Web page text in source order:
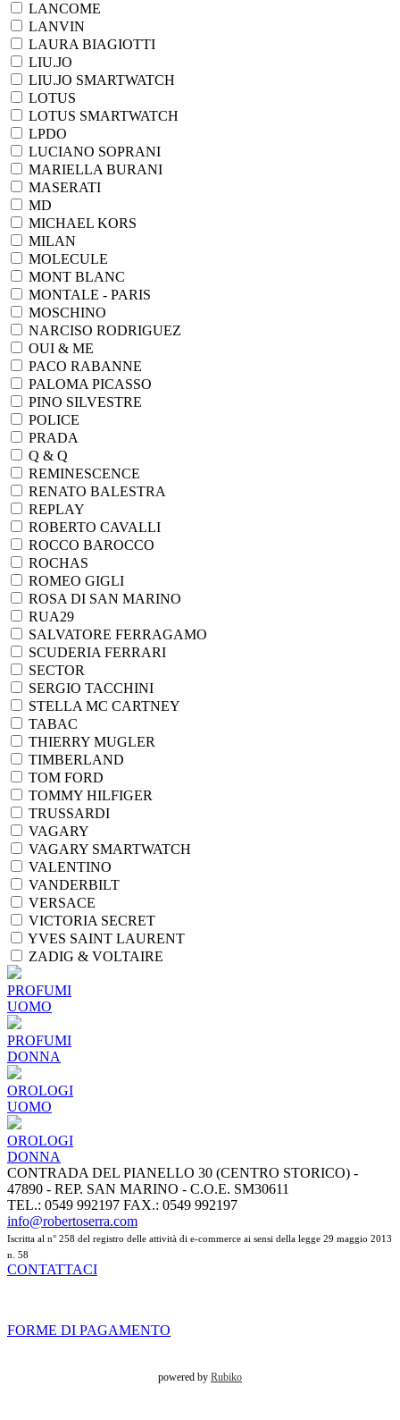
LANCOME
LANVIN
LAURA BIAGIOTTI
LIU.JO
LIU.JO SMARTWATCH
LOTUS
LOTUS SMARTWATCH
LPDO
LUCIANO SOPRANI
MARIELLA BURANI
MASERATI
MD
MICHAEL KORS
MILAN
MOLECULE
MONT BLANC
MONTALE - PARIS
MOSCHINO
NARCISO RODRIGUEZ
OUI & ME
PACO RABANNE
PALOMA PICASSO
PINO SILVESTRE
POLICE
PRADA
Q & Q
REMINESCENCE
RENATO BALESTRA
REPLAY
ROBERTO CAVALLI
ROCCO BAROCCO
ROCHAS
ROMEO GIGLI
ROSA DI SAN MARINO
RUA29
SALVATORE FERRAGAMO
SCUDERIA FERRARI
SECTOR
SERGIO TACCHINI
STELLA MC CARTNEY
TABAC
THIERRY MUGLER
TIMBERLAND
TOM FORD
TOMMY HILFIGER
TRUSSARDI
VAGARY
VAGARY SMARTWATCH
VALENTINO
VANDERBILT
VERSACE
VICTORIA SECRET
YVES SAINT LAURENT
ZADIG & VOLTAIRE
PROFUMI
UOMO
PROFUMI
DONNA
OROLOGI
UOMO
OROLOGI
DONNA
CONTRADA DEL PIANELLO 30 (CENTRO STORICO) -
47890 - REP. SAN MARINO - C.O.E. SM30611
TEL.: 0549 992197 FAX.: 0549 992197
info@robertoserra.com
Iscritta al n° 258 del registro delle attività di e-commerce ai sensi della legge 29 maggio 2013
n. 58
CONTATTACI
FORME DI PAGAMENTO
powered by Rubiko